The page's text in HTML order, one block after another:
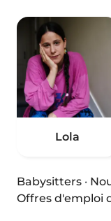
Lola
Babysitters ·
Offres d'emploi